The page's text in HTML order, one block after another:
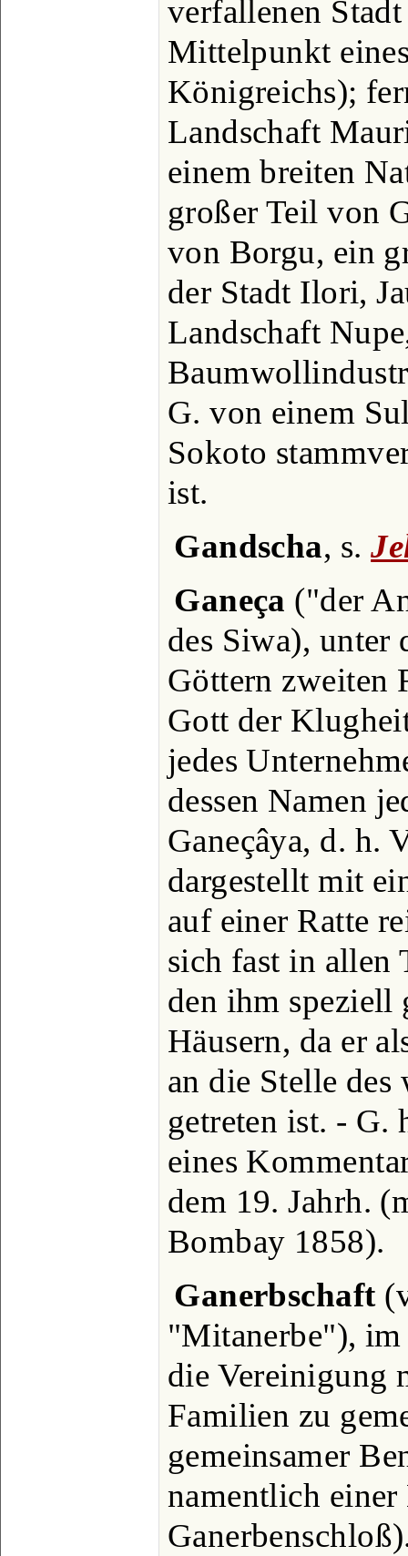
verfallenen
Mittelpunkt
Königreichs);
Landschaft
einem breiten
großer Teil von
von Borgu, ein
der Stadt Ilori,
Landschaft
G. von einem
Sokoto
ist.
Gandscha, s.
Ganeça ("der
des Siwa), unter
Göttern zweiten
Gott der
jedes
dessen Namen
Ganeçâya, d. h.
dargestellt mit
auf einer Ratte
sich fast in allen
den ihm speziell
Häusern, da er
an die Stelle
getreten ist. - G.
eines
dem 19. Jahrh.
Bombay 1858).
Ganerbschaft
"Mitanerbe"), im
die Vereinigung
Familien zu
gemeinsamer
namentlich einer